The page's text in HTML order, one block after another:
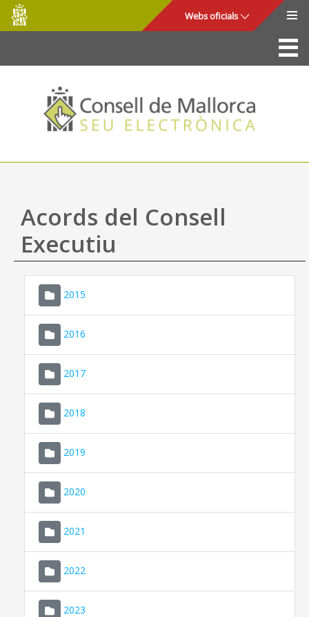
Salta al contingut principal
Consell
de
Mallorca
Webs oficials
La Seu
Consell de Mallorca
Accés i seguretat
Utilitats
Ajuda
Acords del Consell
Executiu
2015
2016
2017
2018
2019
2020
2021
2022
2023